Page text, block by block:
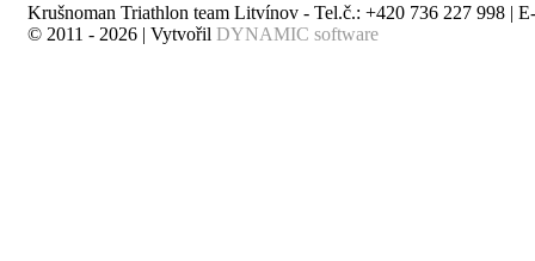
Krušnoman Triathlon team Litvínov - Tel.č.: +420 736 227 998 |
© 2011 - 2026 | Vytvořil DYNAMIC software